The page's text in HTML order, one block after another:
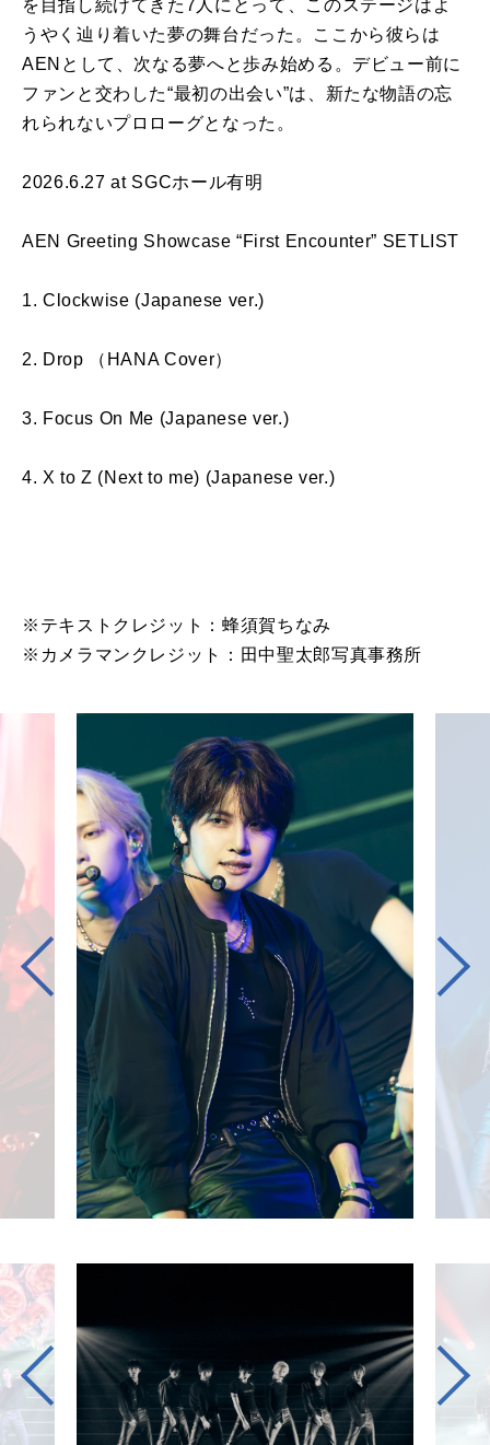
を目指し続けてきた7人にとって、このステージはよ
うやく辿り着いた夢の舞台だった。ここから彼らは
AENとして、次なる夢へと歩み始める。デビュー前に
ファンと交わした“最初の出会い”は、新たな物語の忘
れられないプロローグとなった。
2026.6.27 at SGCホール有明
AEN Greeting Showcase “First Encounter” SETLIST
1. Clockwise (Japanese ver.)
2. Drop （HANA Cover）
3. Focus On Me (Japanese ver.)
4. X to Z (Next to me) (Japanese ver.)
※テキストクレジット：蜂須賀ちなみ
※カメラマンクレジット：田中聖太郎写真事務所